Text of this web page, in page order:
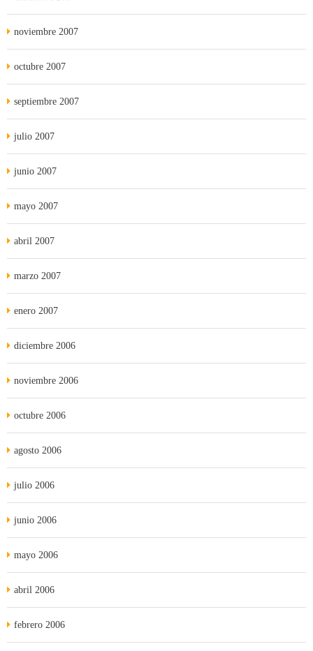
noviembre 2007
octubre 2007
septiembre 2007
julio 2007
junio 2007
mayo 2007
abril 2007
marzo 2007
enero 2007
diciembre 2006
noviembre 2006
octubre 2006
agosto 2006
julio 2006
junio 2006
mayo 2006
abril 2006
febrero 2006